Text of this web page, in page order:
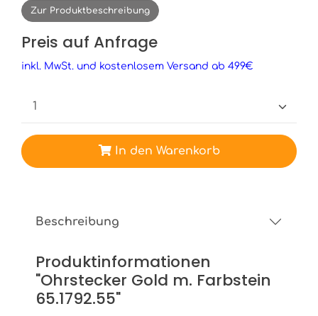
Zur Produktbeschreibung
Preis auf Anfrage
inkl. MwSt. und kostenlosem Versand ab 499€
In den Warenkorb
Beschreibung
Produktinformationen
"Ohrstecker Gold m. Farbstein
65.1792.55"